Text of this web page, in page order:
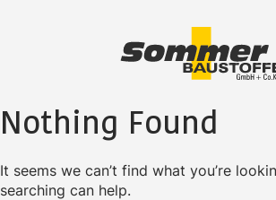
Nothing Found
It seems we can’t find what you’re
searching can help.